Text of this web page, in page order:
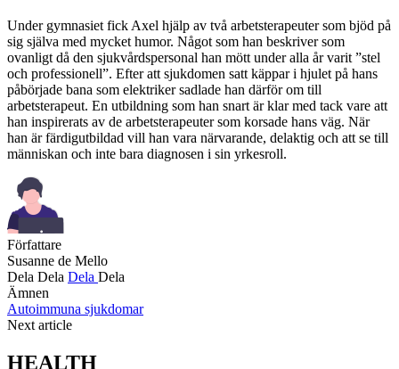
Under gymnasiet fick Axel hjälp av två arbetsterapeuter som bjöd på
sig själva med mycket humor. Något som han beskriver som
ovanligt då den sjukvårdspersonal han mött under alla år varit ”stel
och professionell”. Efter att sjukdomen satt käppar i hjulet på hans
påbörjade bana som elektriker sadlade han därför om till
arbetsterapeut. En utbildning som han snart är klar med tack vare att
han inspirerats av de arbetsterapeuter som korsade hans väg. När
han är färdigutbildad vill han vara närvarande, delaktig och att se till
människan och inte bara diagnosen i sin yrkesroll.
Författare
Susanne de Mello
Dela Dela Dela Dela
Ämnen
Autoimmuna sjukdomar
Next article
HEALTH